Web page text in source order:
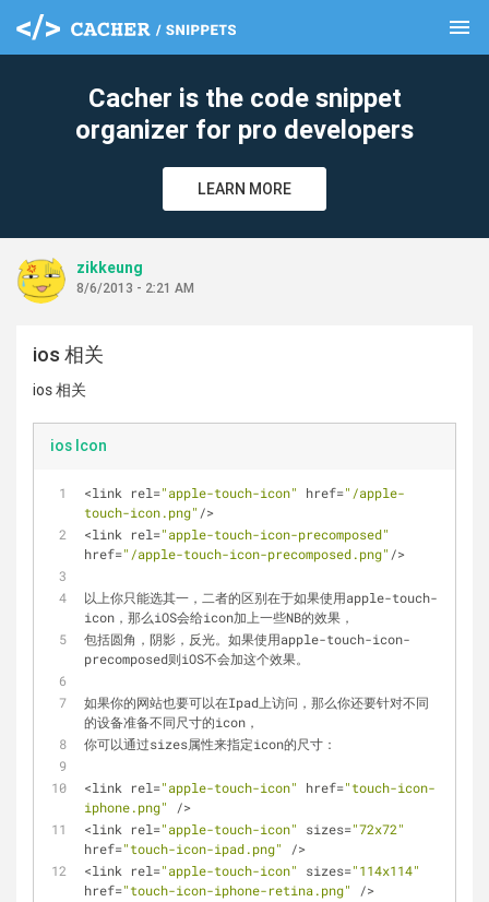
menu
Cacher is the code snippet
organizer for pro developers
LEARN MORE
zikkeung
8/6/2013 - 2:21 AM
ios 相关
ios 相关
ios Icon
<link rel="apple-touch-icon" href="/apple-
touch-icon.png" />
<link rel="apple-touch-icon-precomposed"
href="/apple-touch-icon-precomposed.png" />
以上你只能选其一，二者的区别在于如果使用apple-touch-
icon，那么iOS会给icon加上一些NB的效果，
包括圆角，阴影，反光。如果使用apple-touch-icon-
precomposed则iOS不会加这个效果。
如果你的网站也要可以在Ipad上访问，那么你还要针对不同
的设备准备不同尺寸的icon，
你可以通过sizes属性来指定icon的尺寸：
<link rel="apple-touch-icon" href="touch-icon-
iphone.png"
/>
<link rel="apple-touch-icon" sizes="72x72"
href="touch-icon-ipad.png" />
<link rel="apple-touch-icon" sizes="114x114"
href="touch-icon-iphone-retina.png" />
clear